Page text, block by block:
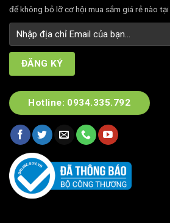
để không bỏ lỡ cơ hội mua sắm giá rẻ nào
Hotline: 0934.335.792